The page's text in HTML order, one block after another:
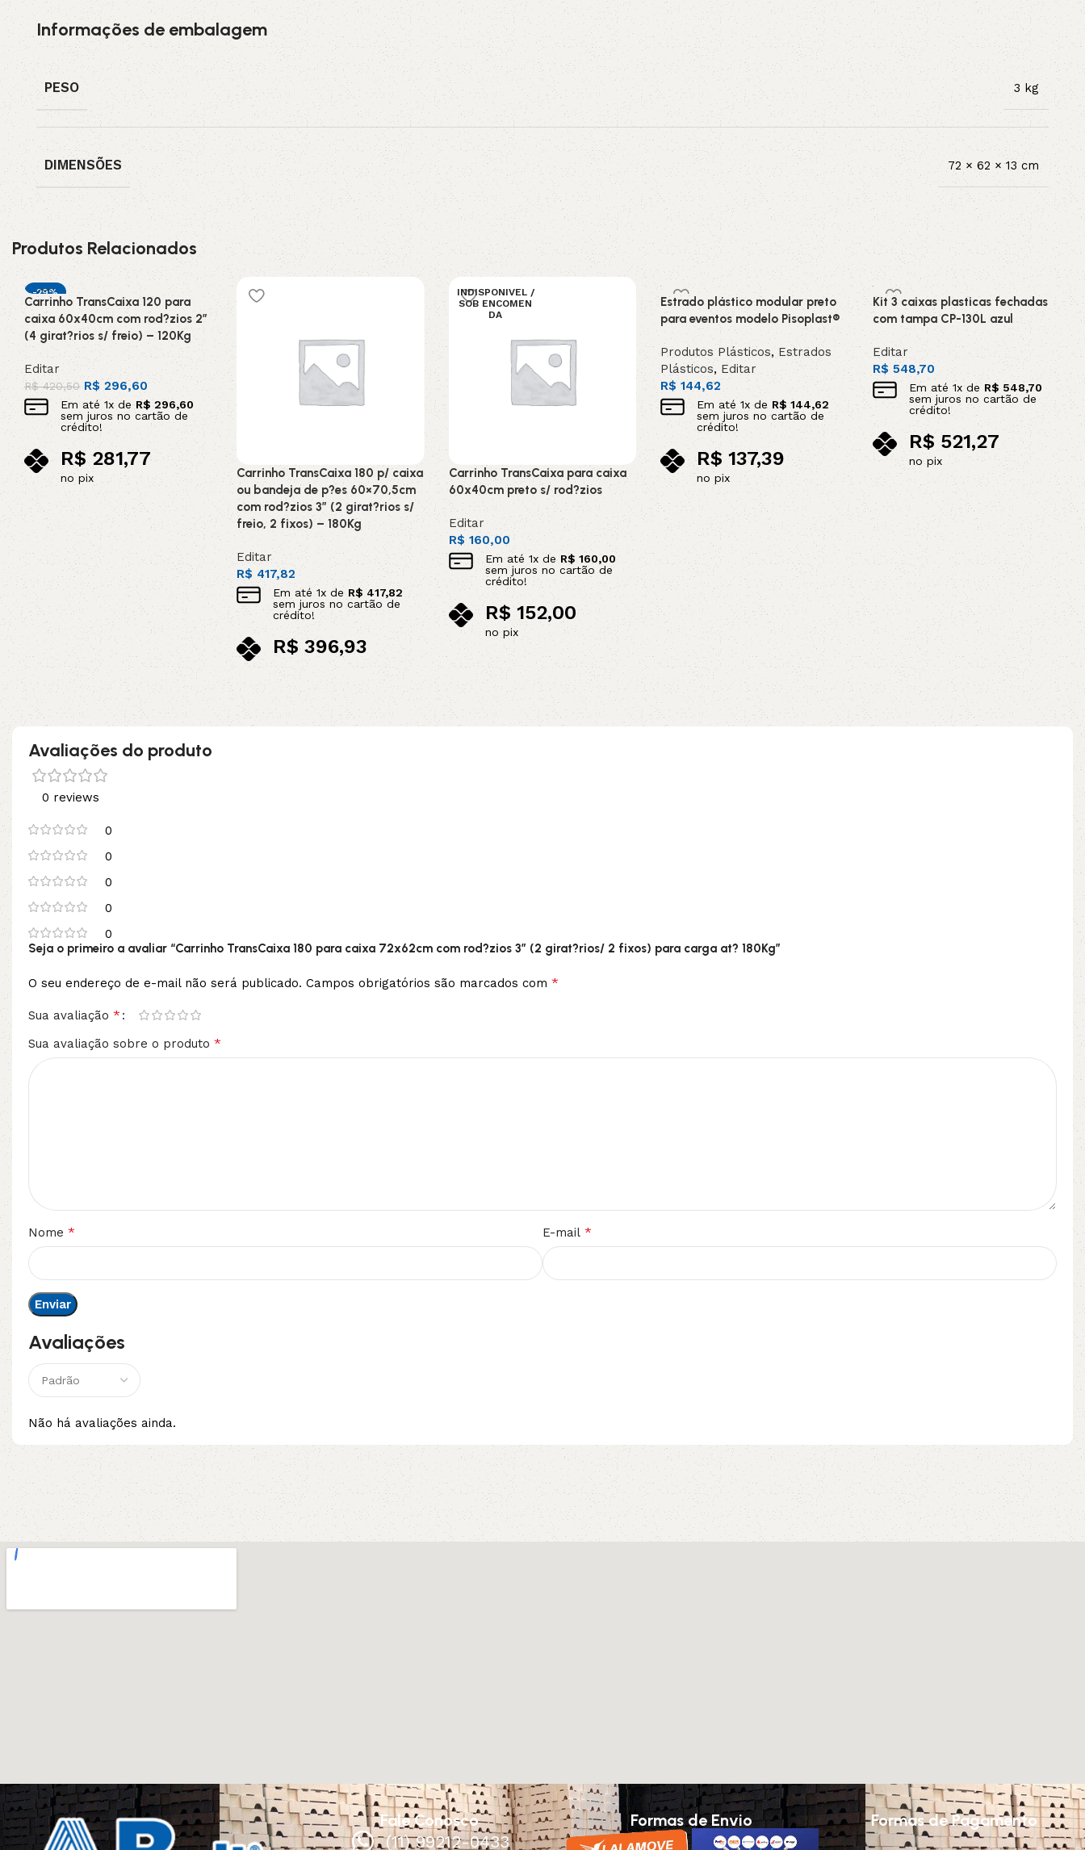
Informações de embalagem
PESO 3 kg
DIMENSÕES 72 × 62 × 13 cm
Produtos Relacionados
-29%
Carrinho TransCaixa 120 para
caixa 60x40cm com rod?zios 2”
(4 girat?rios s/ freio) – 120Kg
Editar
R$420,50 R$ 296,60
Em até 1x deR$296,60
sem juros no cartão de
crédito!
R$281,77
no pix
Adicionar ao carrinho
Carrinho TransCaixa 180 p/ caixa
ou bandeja de p?es 60×70,5cm
com rod?zios 3” (2 girat?rios s/
freio, 2 fixos) – 180Kg
Editar
R$ 417,82
Em até1x deR$ 417,82
sem juros no cartão de
crédito!
R$396,93
no pix
Adicionar ao carrinho
INDISPONIVEL /
SOB ENCOMEN
DA
Carrinho TransCaixa para caixa
60x40cm preto s/ rod?zios
Editar
R$160,00
Em até 1x de R$ 160,00
sem juros no cartão de
crédito!
R$ 152,00
no pix
Leia mais
Estrado plástico modular preto
para eventos modelo Pisoplast®
Produtos Plásticos,Estrados
Plásticos,Editar
R$ 144,62
Em até1x de R$144,62
sem juros no cartão de
crédito!
R$137,39
no pix
Adicionar ao carrinho
Kit 3 caixas plasticas fechadas
com tampa CP-130L azul
Editar
R$548,70
Em até1x de R$548,70
sem juros no cartão de
crédito!
R$521,27
no pix
Adicionar ao carrinho
Avaliações do produto
0 reviews
0
0
0
0
0
Avaliações
Não há avaliações ainda.
Seja o primeiro a avaliar “Carrinho TransCaixa 180 para caixa 72x62cm com rod?zios 3” (2 girat?rios/ 2 fixos) para carga at? 180Kg”
O seu endereço de e-mail não será publicado. Campos obrigatórios são marcados com *
Sua avaliação *
Sua avaliação sobre o produto *
Nome * E-mail *
Fale Conosco
(11) 99212-0433
Formas de Envio Formas de Pagamento